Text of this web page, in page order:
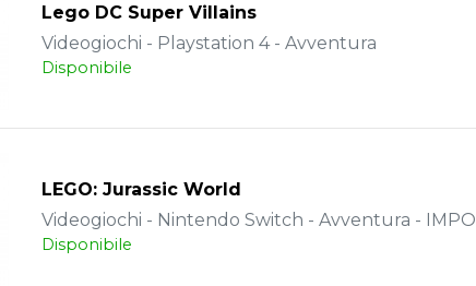
Lego DC Super Villains
Videogiochi - Playstation 4 - Avventura
Disponibile
LEGO: Jurassic World
Videogiochi - Nintendo Switch - Avventura -
Disponibile